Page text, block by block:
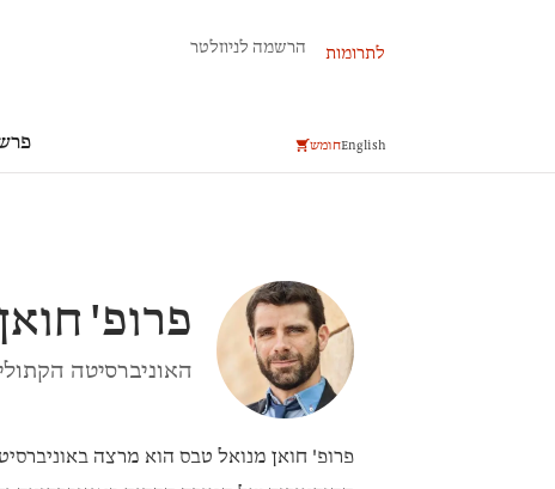
לתרומות הרשמה לניוזלטר
Englishחומש
פרופ'
האוניברסיטה
פרופ' חואן מנואל טבס הוא מרצה